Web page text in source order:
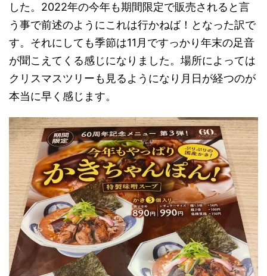
した。2022年の今年も期間限定で販売されると言
う事で前述のようにこれは行かねば！となった訳で
す。それにしても季節は11月ですっかり年末の足音
が聞こえてくる感じになりました。場所によっては
クリスマスツリーも見るようになり月日が経つのが
本当に早く感じます。